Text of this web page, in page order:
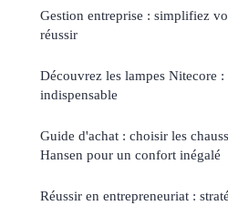
Gestion entreprise : simplifiez
réussir
Découvrez les lampes Nitecore
indispensable
Guide d'achat : choisir les
Hansen pour un confort inégalé
Réussir en entrepreneuriat :